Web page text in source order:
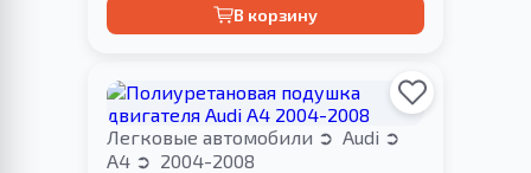
В корзину
Легковые автомобили
Audi
A4
2004-2008